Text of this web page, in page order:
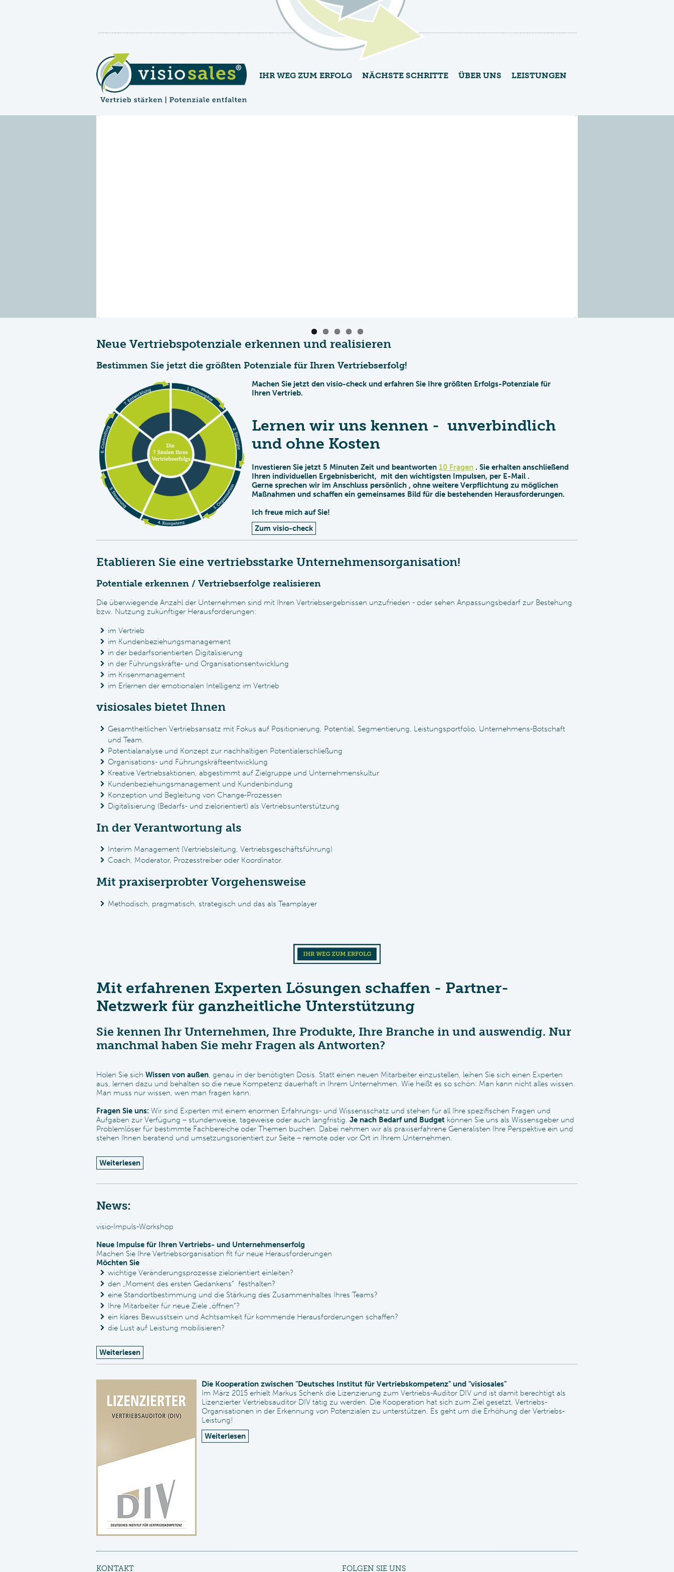
IHR WEG ZUM ERFOLG NÄCHSTE SCHRITTE ÜBER UNS LEISTUNGEN
Neue Vertriebspotenziale erkennen und realisieren
Bestimmen Sie jetzt die größten Potenziale für Ihren Vertriebserfolg!
Machen Sie jetzt den visio-check und erfahren Sie Ihre größten Erfolgs-Potenziale für
Ihren Vertrieb.
Lernen wir uns kennen - unverbindlich
und ohne Kosten
Investieren Sie jetzt 5 Minuten Zeit und beantworten 10 Fragen . Sie erhalten anschließend
Ihren individuellen Ergebnisbericht, mit den wichtigsten Impulsen, per E-Mail .
Gerne sprechen wir im Anschluss persönlich , ohne weitere Verpflichtung zu möglichen
Maßnahmen und schaffen ein gemeinsames Bild für die bestehenden Herausforderungen.
Ich freue mich auf Sie!
Zum visio-check
Etablieren Sie eine vertriebsstarke Unternehmensorganisation!
Potentiale erkennen / Vertriebserfolge realisieren
Die überwiegende Anzahl der Unternehmen sind mit Ihren Vertriebsergebnissen unzufrieden - oder sehen Anpassungsbedarf zur Bestehung
bzw. Nutzung zukünftiger Herausforderungen:
im Vertrieb
im Kundenbeziehungsmanagement
in der bedarfsorientierten Digitalisierung
in der Führungskräfte- und Organisationsentwicklung
im Krisenmanagement
im Erlernen der emotionalen Intelligenz im Vertrieb
visiosales bietet Ihnen
Gesamtheitlichen Vertriebsansatz mit Fokus auf Positionierung, Potential, Segmentierung, Leistungsportfolio, Unternehmens-Botschaft
und Team.
Potentialanalyse und Konzept zur nachhaltigen Potentialerschließung
Organisations- und Führungskräfteentwicklung
Kreative Vertriebsaktionen, abgestimmt auf Zielgruppe und Unternehmenskultur
Kundenbeziehungsmanagement und Kundenbindung
Konzeption und Begleitung von Change-Prozessen
Digitalisierung (Bedarfs- und zielorientiert) als Vertriebsunterstützung
In der Verantwortung als
Interim Management (Vertriebsleitung, Vertriebsgeschäftsführung)
Coach, Moderator, Prozesstreiber oder Koordinator.
Mit praxiserprobter Vorgehensweise
Methodisch, pragmatisch, strategisch und das als Teamplayer
Mit erfahrenen Experten Lösungen schaffen - Partner-
Netzwerk für ganzheitliche Unterstützung
Sie kennen Ihr Unternehmen, Ihre Produkte, Ihre Branche in und auswendig. Nur
manchmal haben Sie mehr Fragen als Antworten?
Holen Sie sich Wissen von außen, genau in der benötigten Dosis. Statt einen neuen Mitarbeiter einzustellen, leihen Sie sich einen Experten
aus, lernen dazu und behalten so die neue Kompetenz dauerhaft in Ihrem Unternehmen. Wie heißt es so schön: Man kann nicht alles wissen.
Man muss nur wissen, wen man fragen kann.
Fragen Sie uns: Wir sind Experten mit einem enormen Erfahrungs- und Wissensschatz und stehen für all Ihre spezifischen Fragen und
Aufgaben zur Verfügung – stun­den­weise, tageweise oder auch langfristig. Je nach Bedarf und Budget können Sie uns als Wissensgeber und
Problemlöser für bestimmte Fachbereiche oder Themen buchen. Dabei nehmen wir als praxiserfahrene Generalisten Ihre Perspektive ein und
stehen Ihnen beratend und umsetzungsorientiert zur Seite – remote oder vor Ort in Ihrem Unternehmen.
Weiterlesen
News:
visio-Impuls-Workshop
Neue Impulse für Ihren Vertriebs- und Unternehmenserfolg
Machen Sie Ihre Vertriebsorganisation fit für neue Herausforderungen
Möchten Sie
wichtige Veränderungsprozesse zielorientiert einleiten?
den „Moment des ersten Gedankens“ festhalten?
eine Standortbestimmung und die Stärkung des Zusammenhaltes Ihres Teams?
Ihre Mitarbeiter für neue Ziele „öffnen“?
ein klares Bewusstsein und Achtsamkeit für kommende Herausforderungen schaffen?
die Lust auf Leistung mobilisieren?
Weiterlesen
Die Kooperation zwischen "Deutsches Institut für Vertriebskompetenz" und "visiosales"
Im März 2015 erhielt Markus Schenk die Lizenzierung zum Vertriebs-Auditor DIV und ist damit berechtigt als
Lizenzierter Vertriebsauditor DIV tätig zu werden. Die Kooperation hat sich zum Ziel gesetzt, Vertriebs-
Organisationen in der Erkennung von Potenzialen zu unterstützen. Es geht um die Erhöhung der Vertriebs-
Leistung!
Weiterlesen
KONTAKT FOLGEN SIE UNS